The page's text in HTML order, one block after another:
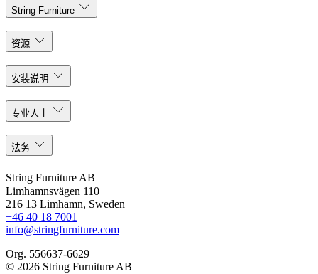
String Furniture
资源
安装说明
专业人士
法务
String Furniture AB
Limhamnsvägen 110
216 13 Limhamn, Sweden
+46 40 18 7001
info@stringfurniture.com
Org. 556637-6629
© 2026 String Furniture AB